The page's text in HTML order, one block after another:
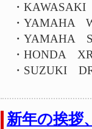
・
・YAMAHA
・YAMAHA
・HONDA
・SUZUKI
新年の挨拶